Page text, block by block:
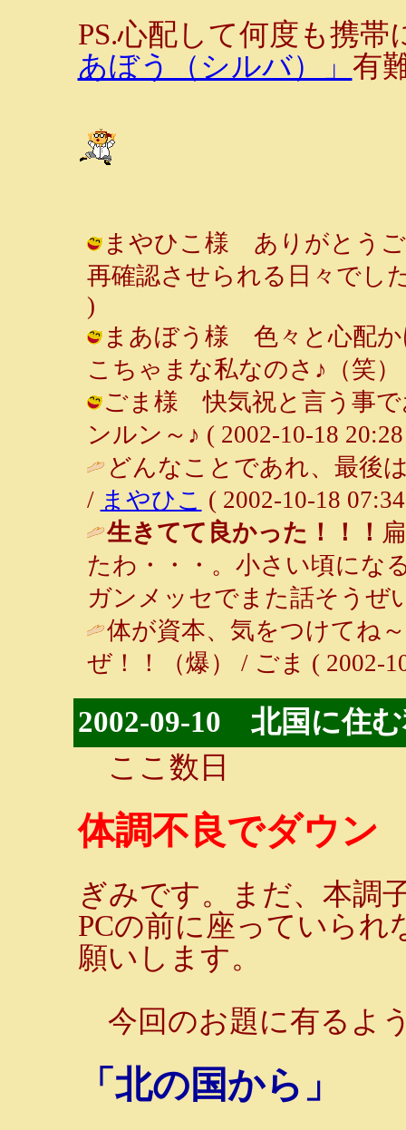
PS.心配して何度も携
あぼう（シルバ）」 有
まやひこ様 ありがとうご
再確認させられる日々でし
)
まあぼう様 色々と心配か
こちゃまな私なのさ♪（笑）
ごま様 快気祝と言う事で
ンルン～♪ ( 2002-10-18
どんなことであれ、最後
/ まやひこ ( 2002-10-18
生きてて良かった！！！
たわ・・・。小さい頃にな
ガンメッセでまた話そうぜ
体が資本、気をつけてね
ぜ！！（爆） / ごま ( 2002-
2002-09-10 北国に住
ここ数日
体調不良でダウン
ぎみです。まだ、本調
PCの前に座っていら
願いします。
今回のお題に有るよ
「北の国から」